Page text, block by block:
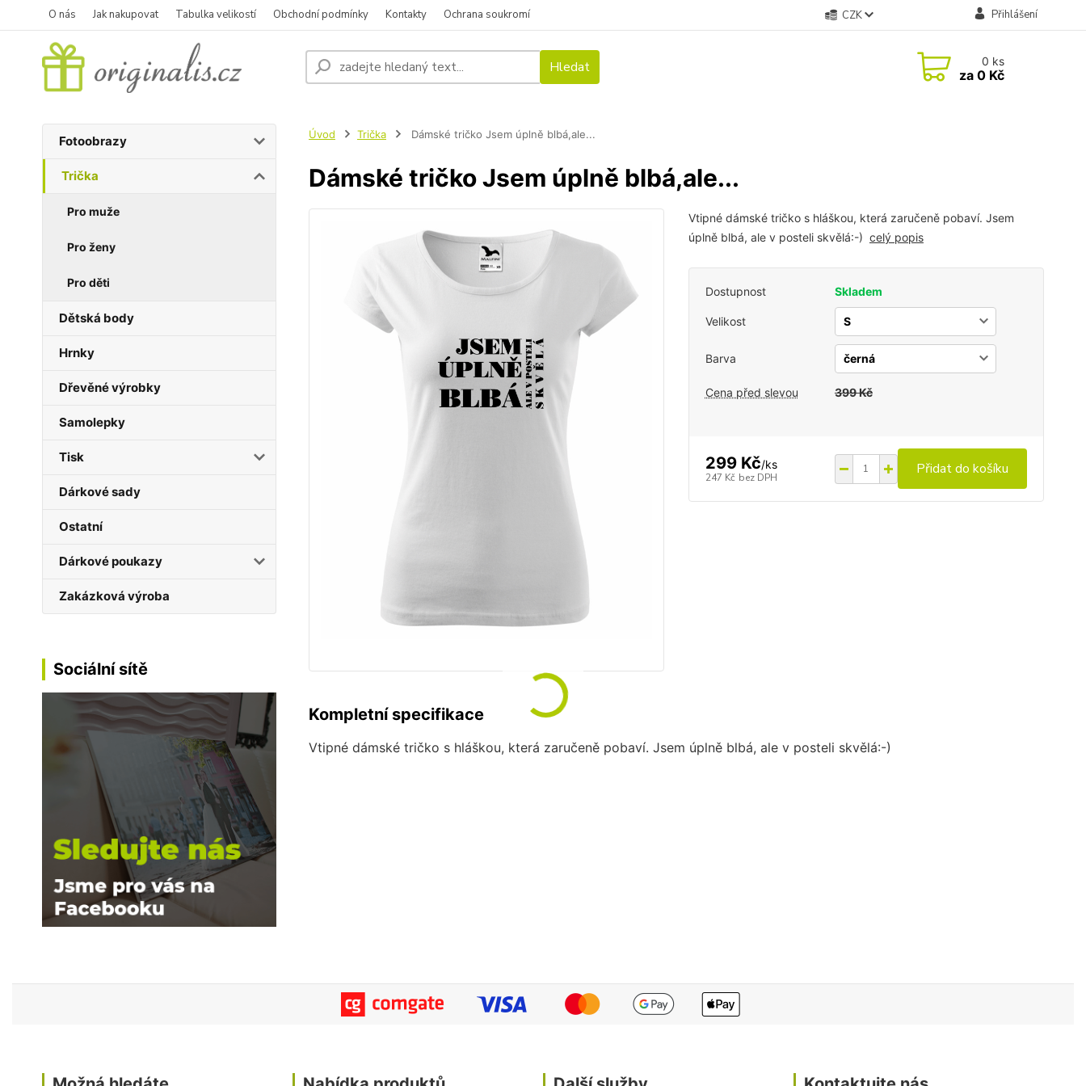
O nás Jak nakupovat Tabulka velikostí Obchodní podmínky Kontakty Ochrana soukromí CZK Přihlášení
Hledat 0 ks
za0 Kč
Fotoobrazy
Trička
Pro muže
Pro ženy
Pro děti
Dětská body
Hrnky
Dřevěné výrobky
Samolepky
Tisk
Dárkové sady
Ostatní
Dárkové poukazy
Zakázková výroba
Sociální sítě
Úvod Trička Dámské tričko Jsem úplně blbá,ale...
Dámské tričko Jsem úplně blbá,ale...
Vtipné dámské tričko s hláškou, která zaručeně pobaví. Jsem
úplně blbá, ale v posteli skvělá:-) celý popis
Dostupnost Skladem
Velikost
Barva
Cena před slevou 399 Kč
299 Kč/ks
247 Kč bez DPH Přidat do košíku
Kompletní specifikace
Vtipné dámské tričko s hláškou, která zaručeně pobaví. Jsem úplně blbá, ale v posteli skvělá:-)